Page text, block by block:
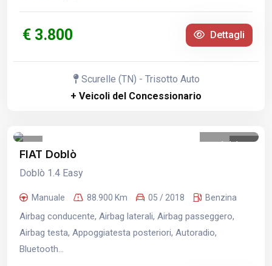
€ 3.800 Dettagli
Scurelle (TN) - Trisotto Auto
+ Veicoli del Concessionario
1 /1
FIAT Doblò
Doblò 1.4 Easy
Manuale 88.900 Km 05 / 2018 Benzina
Airbag conducente, Airbag laterali, Airbag passeggero,
Airbag testa, Appoggiatesta posteriori, Autoradio,
Bluetooth...